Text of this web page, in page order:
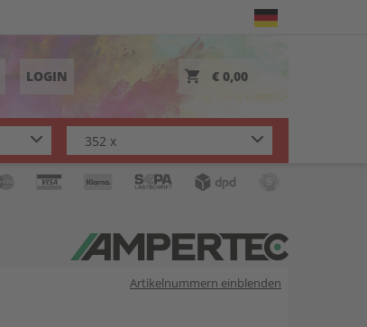
LOGIN € 0,00
Artikelnummern einblenden